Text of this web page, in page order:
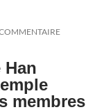
Han
membres